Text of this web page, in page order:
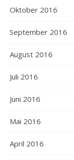
Oktober 2016
September 2016
August 2016
Juli 2016
Juni 2016
Mai 2016
April 2016